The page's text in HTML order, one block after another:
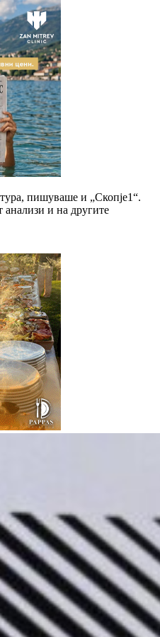
пишуваше и „Скопје1“.
анализи и на другите